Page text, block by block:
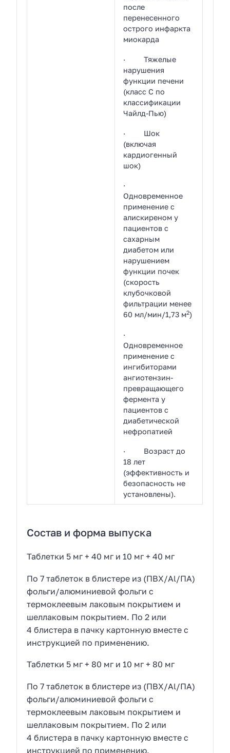
после
перенесенного
острого инфаркта
миокарда
· Тяжелые
нарушения
функции печени
(класс С по
классификации
Чайлд-Пью)
· Шок
(включая
кардиогенный
шок)
·
Одновременное
применение с
алискиреном у
пациентов с
сахарным
диабетом или
нарушением
функции почек
(скорость
клубочковой
фильтрации менее
60 мл/мин/1,73 м2)
·
Одновременное
применение с
ингибиторами
ангиотензин-
превращающего
фермента у
пациентов с
диабетической
нефропатией
· Возраст до
18 лет
(эффективность и
безопасность не
установлены).
Состав и форма выпуска
Таблетки 5 мг + 40 мг и 10 мг + 40 мг
По 7 таблеток в блистере из (ПВХ/Al/ПА)
фольги/алюминиевой фольги с
термоклеевым лаковым покрытием и
шеллаковым покрытием. По 2 или
4 блистера в пачку картонную вместе с
инструкцией по применению.
Таблетки 5 мг + 80 мг и 10 мг + 80 мг
По 7 таблеток в блистере из (ПВХ/Al/ПА)
фольги/алюминиевой фольги с
термоклеевым лаковым покрытием и
шеллаковым покрытием. По 2 или
4 блистера в пачку картонную вместе с
инструкцией по применению.